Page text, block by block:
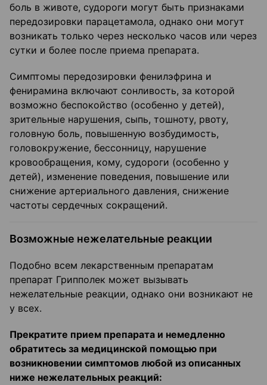
боль в животе, судороги могут быть признаками
передозировки парацетамола, однако они могут
возникать только через несколько часов или через
сутки и более после приема препарата.
Симптомы передозировки фенилэфрина и
фенирамина включают сонливость, за которой
возможно беспокойство (особенно у детей),
зрительные нарушения, сыпь, тошноту, рвоту,
головную боль, повышенную возбудимость,
головокружение, бессонницу, нарушение
кровообращения, кому, судороги (особенно у
детей), изменение поведения, повышение или
снижение артериального давления, снижение
частоты сердечных сокращений.
Возможные нежелательные реакции
Подобно всем лекарственным препаратам
препарат Грипполек может вызывать
нежелательные реакции, однако они возникают не
у всех.
Прекратите прием препарата и немедленно
обратитесь за медицинской помощью при
возникновении симптомов любой из описанных
ниже нежелательных реакций: